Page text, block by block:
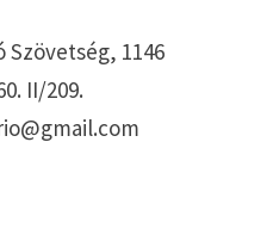
Szövetség, 1146
II/209.